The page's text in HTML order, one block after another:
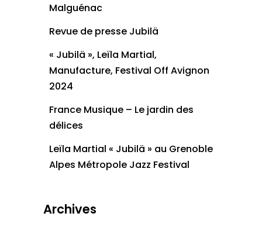
Malguénac
Revue de presse Jubilä
« Jubilä », Leïla Martial,
Manufacture, Festival Off Avignon
2024
France Musique – Le jardin des
délices
Leïla Martial « Jubilä » au Grenoble
Alpes Métropole Jazz Festival
Archives